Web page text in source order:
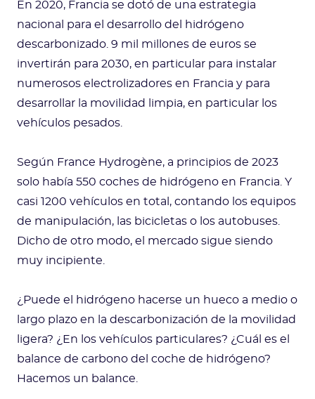
En 2020, Francia se dotó de una estrategia
nacional para el desarrollo del hidrógeno
descarbonizado. 9 mil millones de euros se
invertirán para 2030, en particular para instalar
numerosos electrolizadores en Francia y para
desarrollar la movilidad limpia, en particular los
vehículos pesados.
Según France Hydrogène, a principios de 2023
solo había 550 coches de hidrógeno en Francia. Y
casi 1200 vehículos en total, contando los equipos
de manipulación, las bicicletas o los autobuses.
Dicho de otro modo, el mercado sigue siendo
muy incipiente.
¿Puede el hidrógeno hacerse un hueco a medio o
largo plazo en la descarbonización de la movilidad
ligera? ¿En los vehículos particulares? ¿Cuál es el
balance de carbono del coche de hidrógeno?
Hacemos un balance.